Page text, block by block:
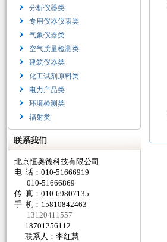
分析仪器类
专用仪器仪表类
气象仪器类
空气质量检测类
建筑仪器类
化工试剂原料类
电力产品类
环境检测类
辐射类
联系我们
北京恒奥德科技有限公司
电 话：010-51666919
010-51666869
传 真：010-69807135
手 机：15810842463
13120411557
18701256112
联系人：李红慧